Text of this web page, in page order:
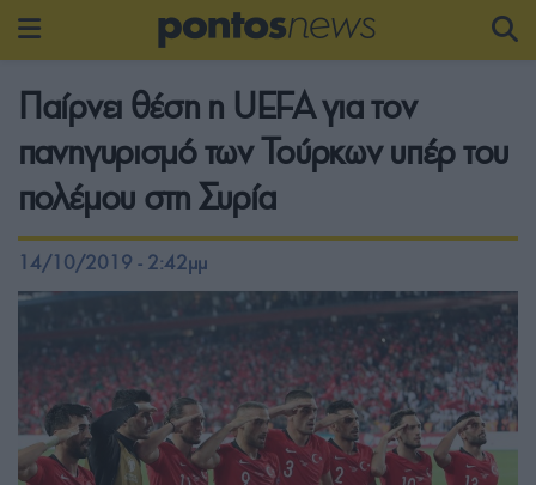
Παίρνει θέση η UEFA για τον
πανηγυρισμό των Τούρκων υπέρ του
πολέμου στη Συρία
14/10/2019 - 2:42μμ